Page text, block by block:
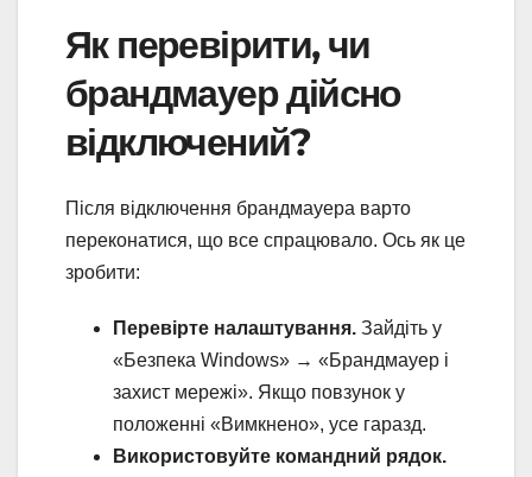
Як перевірити, чи
брандмауер дійсно
відключений?
Після відключення брандмауера варто
переконатися, що все спрацювало. Ось як це
зробити:
Перевірте налаштування. Зайдіть у
«Безпека Windows» → «Брандмауер і
захист мережі». Якщо повзунок у
положенні «Вимкнено», усе гаразд.
Використовуйте командний рядок.